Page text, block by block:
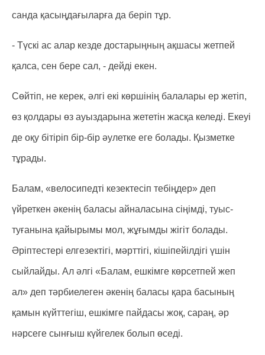
санда қасыңдағыларға да беріп тұр.
- Түскі ас алар кезде достарыңның ақшасы жетпей
қалса, сен бере сал, - дейді екен.
Сөйтіп, не керек, әлгі екі көршінің балалары ер жетіп,
өз қолдары өз ауыздарына жететін жасқа келеді. Екеуі
де оқу бітіріп бір-бір әулетке еге болады. Қызметке
тұрады.
Балам, «велосипедті кезектесіп тебіңдер» деп
үйреткен әкенің баласы айналасына сіңімді, туыс-
туғанына қайырымы мол, жұғымды жігіт болады.
Әріптестері елгезектігі, мәрттігі, кішіпейілдігі үшін
сыйлайды. Ал әлгі «Балам, ешкімге көрсетпей жеп
ал» деп тәрбиелеген әкенің баласы қара басының
қамын күйттегіш, ешкімге пайдасы жоқ, сараң, әр
нәрсеге сынғыш күйгелек болып өседі.